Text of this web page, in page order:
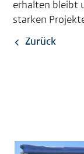
erhalten bleibt
starken
Zurück